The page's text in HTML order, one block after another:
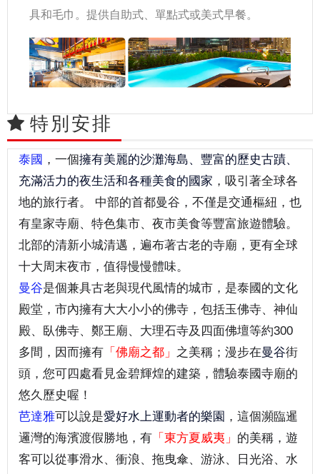
具和毛巾。提供自助式、單點式或美式早餐。
特別安排
泰國 ，一個擁有美麗的沙灘海島、豐富的歷史古蹟、
充滿活力的夜生活和各種美食的國家 ，吸引著全球各
地的旅行者。 中部的首都曼谷，不僅是交通樞紐，也
有皇家寺廟、特色集市、夜市美食等豐富旅遊體驗。
北部的清新小城清邁，遍布著古老的寺廟，更有全球
十大周末夜市，值得慢慢體味。
曼谷是個兼具古老與現代風情的城市，是泰國的文化
殿堂，市內擁有大大小小的佛寺，包括玉佛寺、神仙
殿、臥佛寺、鄭王廟、大理石寺及四面佛壇等約300
多間，因而擁有 「佛廟之都」 之美稱；漫步在曼谷街
頭，您可四處看見金碧輝煌的建築，體驗泰國寺廟的
悠久歷史喔！
芭達雅可以說是愛好水上運動者的樂園 ，這個瀕臨暹
邏灣的海濱渡假勝地，有 「東方夏威夷」 的美稱，遊
客可以從事滑水、衝浪、拖曳傘、游泳、日光浴、水